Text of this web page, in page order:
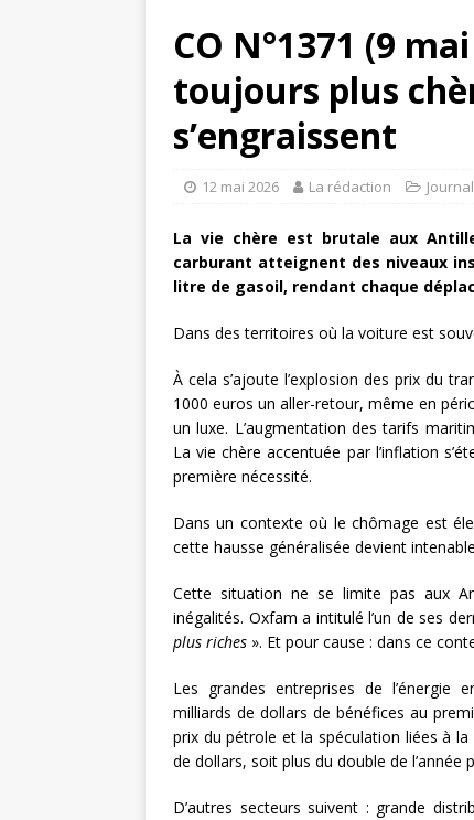
CO N°1371 (9
toujours plus
s’engraissent
12 mai 2026 La rédaction
La vie chère est brutale aux
carburant atteignent des niveaux
litre de gasoil, rendant chaque
Dans des territoires où la voiture est
À cela s’ajoute l’explosion des prix du
1000 euros un aller-retour, même en
un luxe. L’augmentation des tarifs
La vie chère accentuée par l’inflation
première nécessité.
Dans un contexte où le chômage est
cette hausse généralisée devient
Cette situation ne se limite pas aux
inégalités. Oxfam a intitulé l’un de ses
plus riches ». Et pour cause : dans ce
Les grandes entreprises de l’énergie
milliards de dollars de bénéfices au
prix du pétrole et la spéculation liées à
de dollars, soit plus du double de l’année
D’autres secteurs suivent : grande